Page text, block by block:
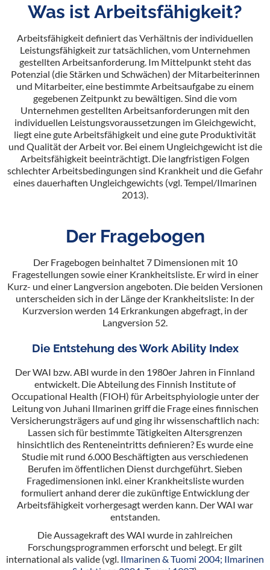
Was ist Arbeitsfähigkeit?
Arbeitsfähigkeit definiert das Verhältnis der individuellen
Leistungsfähigkeit zur tatsächlichen, vom Unternehmen
gestellten Arbeitsanforderung. Im Mittelpunkt steht das
Potenzial (die Stärken und Schwächen) der Mitarbeiterinnen
und Mitarbeiter, eine bestimmte Arbeitsaufgabe zu einem
gegebenen Zeitpunkt zu bewältigen. Sind die vom
Unternehmen gestellten Arbeitsanforderungen mit den
individuellen Leistungsvoraussetzungen im Gleichgewicht,
liegt eine gute Arbeitsfähigkeit und eine gute Produktivität
und Qualität der Arbeit vor. Bei einem Ungleichgewicht ist die
Arbeitsfähigkeit beeinträchtigt. Die langfristigen Folgen
schlechter Arbeitsbedingungen sind Krankheit und die Gefahr
eines dauerhaften Ungleichgewichts (vgl. Tempel/Ilmarinen
2013).
Der Fragebogen
Der Fragebogen beinhaltet 7 Dimensionen mit 10
Fragestellungen sowie einer Krankheitsliste. Er wird in einer
Kurz- und einer Langversion angeboten. Die beiden Versionen
unterscheiden sich in der Länge der Krankheitsliste: In der
Kurzversion werden 14 Erkrankungen abgefragt, in der
Langversion 52.
Die Entstehung des Work Ability Index
Der WAI bzw. ABI wurde in den 1980er Jahren in Finnland
entwickelt. Die Abteilung des Finnish Institute of
Occupational Health (FIOH) für Arbeitsphyiologie unter der
Leitung von Juhani Ilmarinen griff die Frage eines finnischen
Versicherungsträgers auf und ging ihr wissenschaftlich nach:
Lassen sich für bestimmte Tätigkeiten Altersgrenzen
hinsichtlich des Renteneintritts definieren? Es wurde eine
Studie mit rund 6.000 Beschäftigten aus verschiedenen
Berufen im öffentlichen Dienst durchgeführt. Sieben
Fragedimensionen inkl. einer Krankheitsliste wurden
formuliert anhand derer die zukünftige Entwicklung der
Arbeitsfähigkeit vorhergesagt werden kann. Der WAI war
entstanden.
Die Aussagekraft des WAI wurde in zahlreichen
Forschungsprogrammen erforscht und belegt. Er gilt
international als valide (vgl. Ilmarinen & Tuomi 2004; Ilmarinen